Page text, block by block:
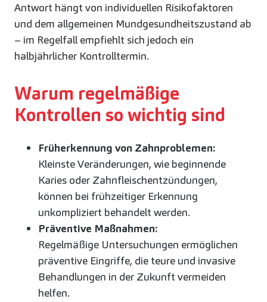
Antwort hängt von individuellen Risikofaktoren
und dem allgemeinen Mundgesundheitszustand ab
– im Regelfall empfiehlt sich jedoch ein
halbjährlicher Kontrolltermin.
Warum regelmäßige
Kontrollen so wichtig sind
Früherkennung von Zahnproblemen:
Kleinste Veränderungen, wie beginnende
Karies oder Zahnfleischentzündungen,
können bei frühzeitiger Erkennung
unkompliziert behandelt werden.
Präventive Maßnahmen:
Regelmäßige Untersuchungen ermöglichen
präventive Eingriffe, die teure und invasive
Behandlungen in der Zukunft vermeiden
helfen.